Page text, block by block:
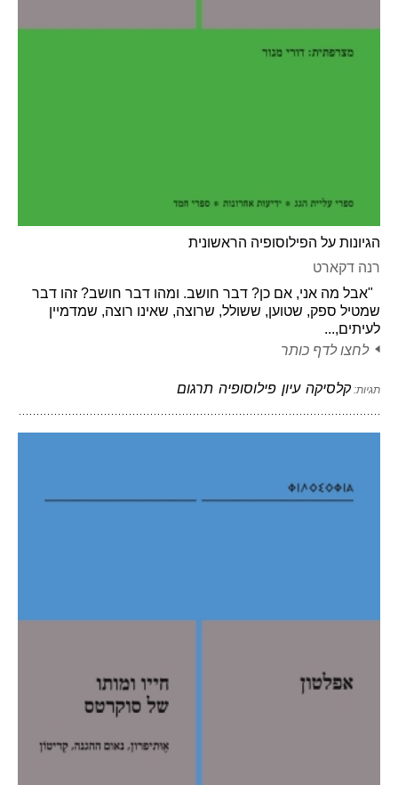
הגיונות על הפילוסופיה הראשונית
רנה דקארט
"אבל מה אני, אם כן? דבר חושב. ומהו דבר חושב? זהו דבר
שמטיל ספק, שטוען, ששולל, שרוצה, שאינו רוצה, שמדמיין
לעיתים,...
לחצו לדף כותר
תגיות:קלסיקה עיון פילוסופיה תרגום